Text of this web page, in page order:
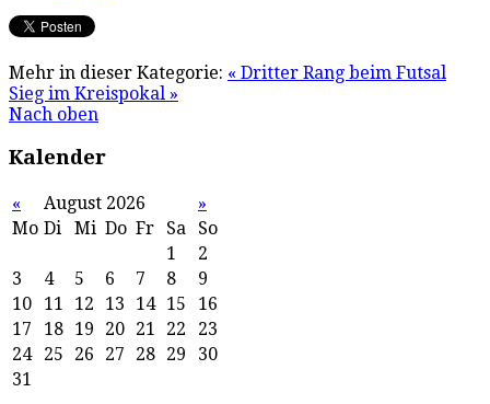
Mehr in dieser Kategorie: « Dritter Rang beim Futsal
Sieg im Kreispokal »
Nach oben
Kalender
« August 2026
»
Mo Di Mi Do Fr Sa
So
1
2
3
4 5 6 7 8
9
10
11 12 13 14 15
16
17
18 19 20 21 22
23
24
25 26 27 28 29
30
31